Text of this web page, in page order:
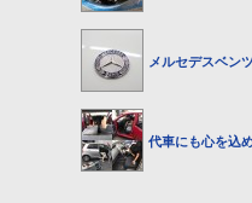
メルセデスベン
代車にも心を込